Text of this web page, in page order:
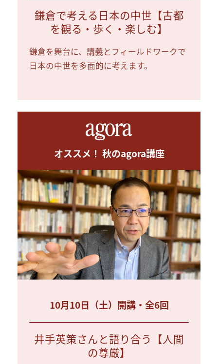
鎌倉で考える日本の中世【古都
を観る・歩く・楽しむ】
鎌倉を舞台に、講義とフィールドワークで
日本の中世を多面的に考えます。
オススメ！ 秋のagora講座
10月10日（土）開講・全6回
井手英策さんと語り合う【人間
の尊厳】